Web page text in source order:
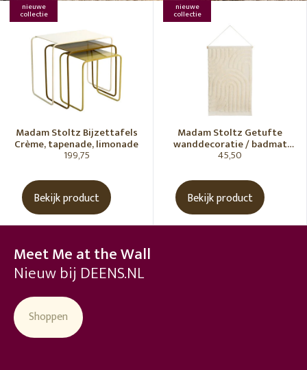
nieuwe
collectie
Madam Stoltz Bijzettafels
Crème, tapenade, limonade
199,75
Bekijk product
nieuwe
collectie
Madam Stoltz Getufte
wanddecoratie / badmat
Vanille
45,50
Bekijk product
Meet Me at the Wall
Nieuw bij DEENS.NL
Shoppen